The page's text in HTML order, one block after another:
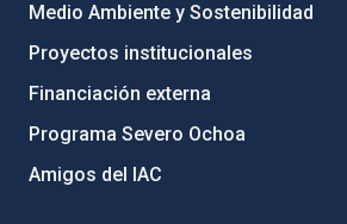
Medio Ambiente y Sostenibilidad
Proyectos institucionales
Financiación externa
Programa Severo Ochoa
Amigos del IAC